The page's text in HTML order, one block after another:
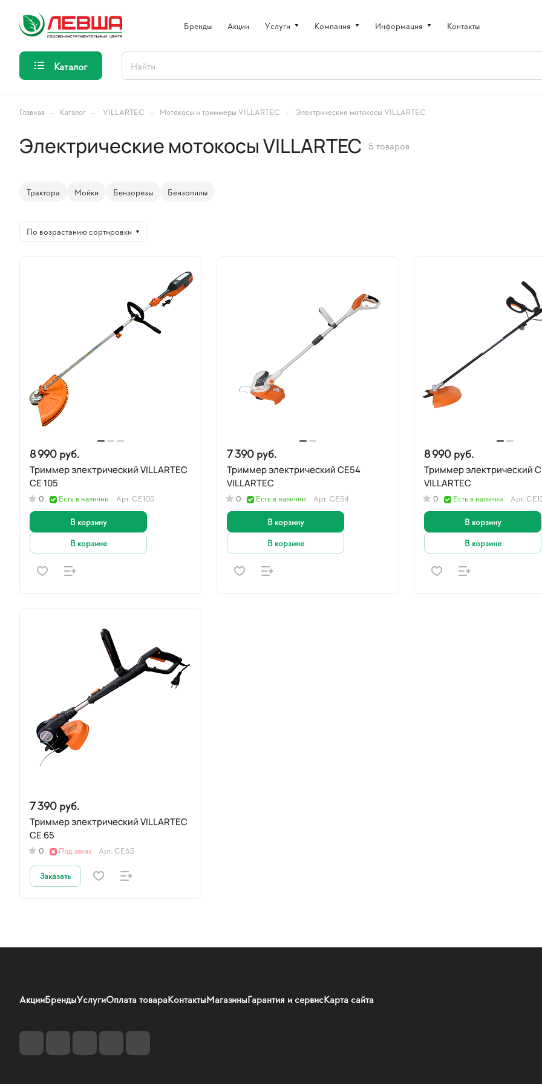
Бренды Акции Услуги Компания Информация Контакты
Каталог
Главная – Каталог – VILLARTEC – Мотокосы и триммеры VILLARTEC – Электрические мотокосы VILLARTEC
Электрические мотокосы VILLARTEC 5 товаров
Трактора Мойки Бензорезы Бензопилы
По возрастанию сортировки
8 990 руб.
Триммер электрический VILLARTEC
CE 105
0 Есть в наличии Арт. CE105
В корзину
В корзине
7 390 руб.
Триммер электрический CE54
VILLARTEC
0 Есть в наличии Арт. CE54
В корзину
В корзине
8 990 руб.
Триммер электрический
VILLARTEC
0 Есть в наличии Арт.
В корзину
В корзине
7 390 руб.
Триммер электрический VILLARTEC
CE 65
0 Под заказ Арт. CE65
Заказать
АкцииБрендыУслугиОплата товараКонтактыМагазиныГарантия и сервисКарта сайта